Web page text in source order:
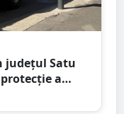
județul Satu
a